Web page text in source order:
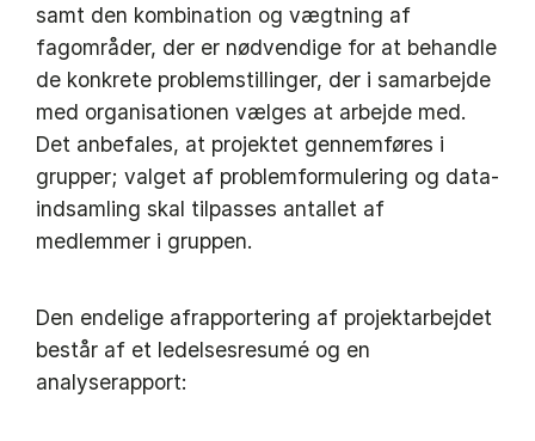
samt den kombination og vægtning af
fagområder, der er nød­vendige for at behandle
de konkrete problemstillinger, der i samarbejde
med organisationen væl­ges at arbejde med.
Det anbefales, at projektet gennemføres i
grupper; valget af problemformulering og data­
indsamling skal tilpasses antallet af
medlemmer i gruppen.
Den endelige afrapportering af projektarbejdet
består af et ledelsesresumé og en
analyserapport: